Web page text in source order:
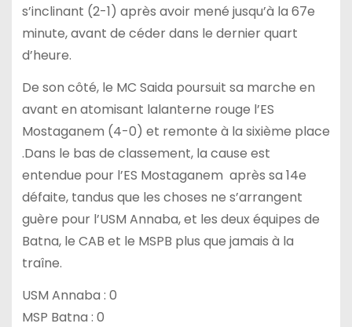
s’inclinant (2-1) après avoir mené jusqu’à la 67e
minute, avant de céder dans le dernier quart
d’heure.
De son côté, le MC Saida poursuit sa marche en
avant en atomisant lalanterne rouge l’ES
Mostaganem (4-0) et remonte à la sixième place
.Dans le bas de classement, la cause est
entendue pour l’ES Mostaganem après sa 14e
défaite, tandus que les choses ne s’arrangent
guère pour l’USM Annaba, et les deux équipes de
Batna, le CAB et le MSPB plus que jamais à la
traîne.
USM Annaba : 0
MSP Batna : 0